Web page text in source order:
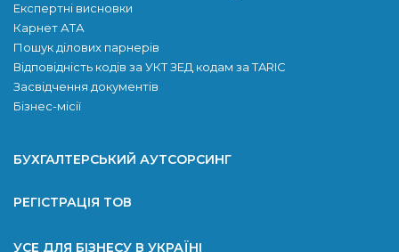
Експертні висновки
Карнет АТА
Пошук ділових парнерів
Відповідність кодів за УКТ ЗЕД кодам за TARIC
Засвідчення документів
Бізнес-місії
БУХГАЛТЕРСЬКИЙ АУТСОРСИНГ
РЕГІСТРАЦІЯ ТОВ
УСЕ ДЛЯ БІЗНЕСУ В УКРАЇНІ